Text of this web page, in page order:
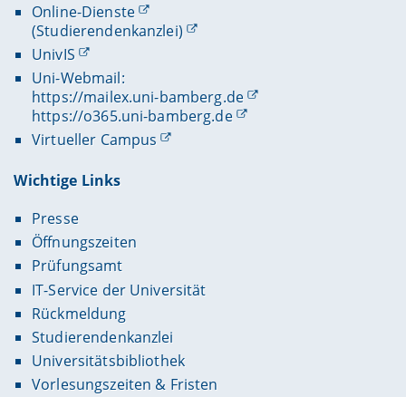
Online-Dienste
(Studierendenkanzlei)
UnivIS
Uni-Webmail:
https://mailex.uni-bamberg.de
https://o365.uni-bamberg.de
Virtueller Campus
Wichtige Links
Presse
Öffnungszeiten
Prüfungsamt
IT-Service der Universität
Rückmeldung
Studierendenkanzlei
Universitätsbibliothek
Vorlesungszeiten & Fristen